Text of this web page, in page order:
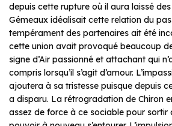
depuis cette rupture où il aura laissé
Gémeaux idéalisait cette relation du
tempérament des partenaires ait été
cette union avait provoqué beaucoup
signe d’Air passionné et attachant qui
compris lorsqu’il s’agit d’amour.
ajoutera à sa tristesse puisque depuis
a disparu. La rétrogradation de Chiron
assez de force à ce sociable pour sortir